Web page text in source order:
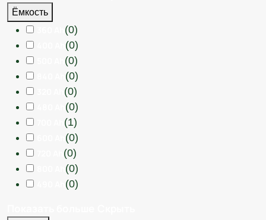
Ёмкость
(0)
(0)
(0)
(0)
(0)
(0)
(1)
(0)
(0)
(0)
(0)